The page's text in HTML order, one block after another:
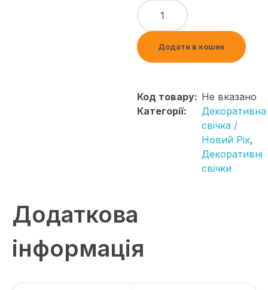
Додати в кошик
Код товару: Не вказано
Категорії:
Декоративна
свічка /
Новий Рік,
Декоративні
свічки
Додаткова
інформація